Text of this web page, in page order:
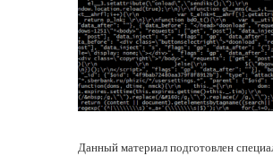
Данный материал подготовлен